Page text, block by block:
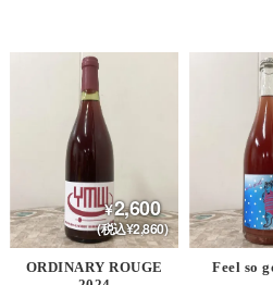
2,600
(税込¥2,860)
ORDINARY ROUGE
Feel so